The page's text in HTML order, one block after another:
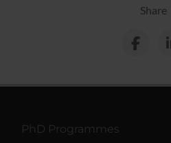
Share
PhD Programmes